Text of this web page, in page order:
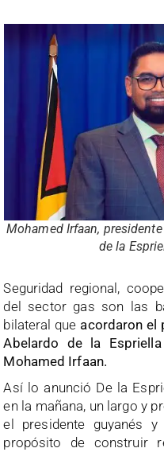
Mohamed Irfaan,
de la
Seguridad regional,
del sector gas son las
bilateral que acordaron el
Abelardo de la
Mohamed Irfaan.
Así lo anunció De la
en la mañana, un largo y
el presidente guyanés
propósito de construir